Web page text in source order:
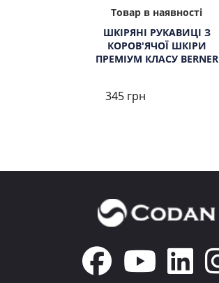
Товар в наявності
ШКІРЯНІ РУКАВИЦІ З
КОРОВ'ЯЧОЇ ШКІРИ
ПРЕМІУМ КЛАСУ BERNER
345 грн